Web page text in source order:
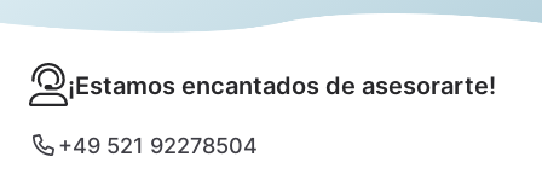
¡Estamos encantados de asesorarte!
+49 521 92278504